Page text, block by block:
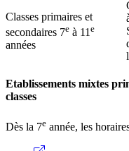
Classes primaires et
secondaires 7e à 11 e
années
Etablissements mixtes
classes
Dès la 7e année, les